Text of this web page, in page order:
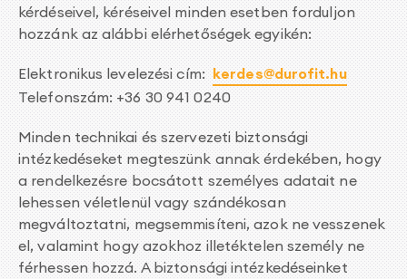
kérdéseivel, kéréseivel minden esetben forduljon
hozzánk az alábbi elérhetőségek egyikén:
Elektronikus levelezési cím:kerdes@durofit.hu
Telefonszám: +36 30 941 0240
Minden technikai és szervezeti biztonsági
intézkedéseket megteszünk annak érdekében, hogy
a rendelkezésre bocsátott személyes adatait ne
lehessen véletlenül vagy szándékosan
megváltoztatni, megsemmisíteni, azok ne vesszenek
el, valamint hogy azokhoz illetéktelen személy ne
férhessen hozzá. A biztonsági intézkedéseinket